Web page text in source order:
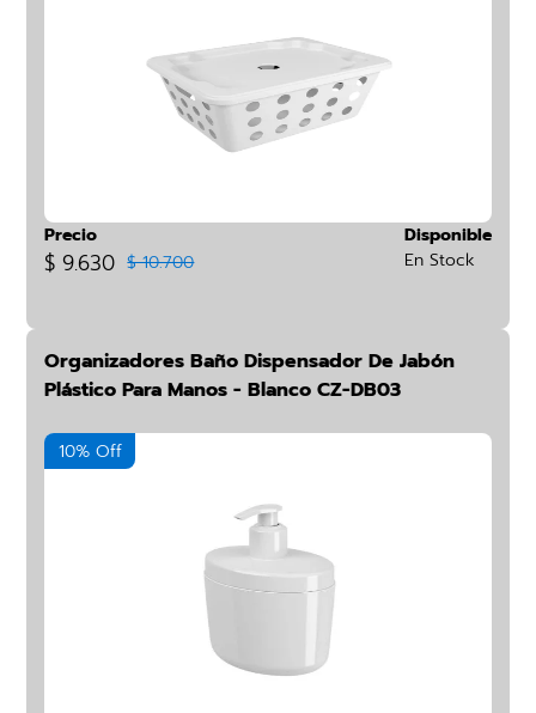
Precio
$ 9.630 $ 10.700
Disponible
En Stock
Organizadores Baño Dispensador De Jabón
Plástico Para Manos - Blanco CZ-DB03
10% Off